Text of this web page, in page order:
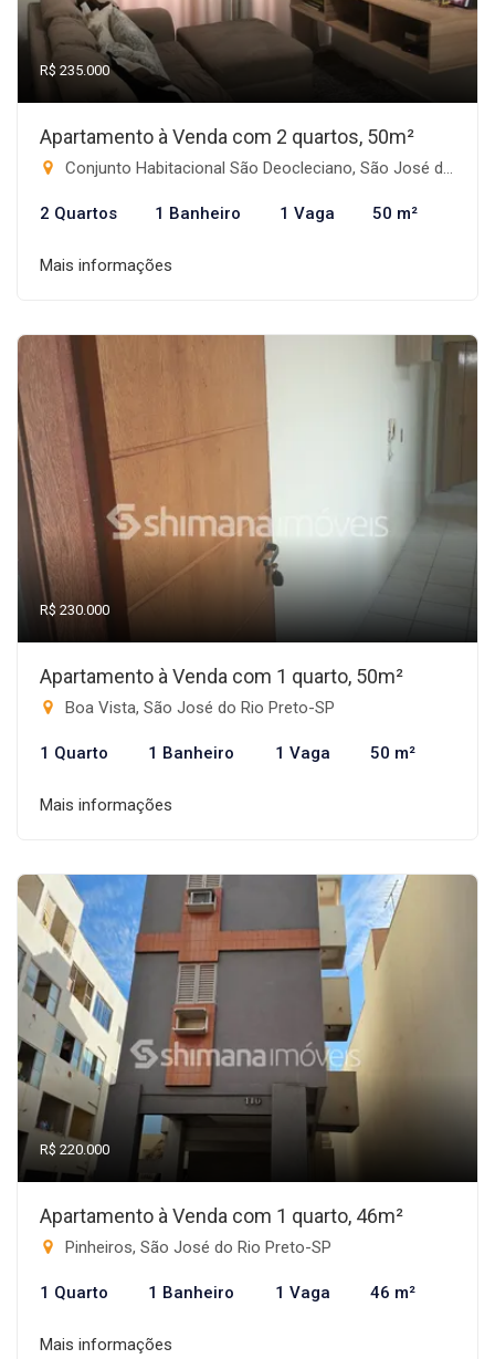
R$ 235.000
Apartamento à Venda com 2 quartos, 50m²
Conjunto Habitacional São Deocleciano, São José do Rio Preto-SP
2 Quartos 1 Banheiro 1 Vaga 50 m²
Mais informações
R$ 230.000
Apartamento à Venda com 1 quarto, 50m²
Boa Vista, São José do Rio Preto-SP
1 Quarto 1 Banheiro 1 Vaga 50 m²
Mais informações
R$ 220.000
Apartamento à Venda com 1 quarto, 46m²
Pinheiros, São José do Rio Preto-SP
1 Quarto 1 Banheiro 1 Vaga 46 m²
Mais informações